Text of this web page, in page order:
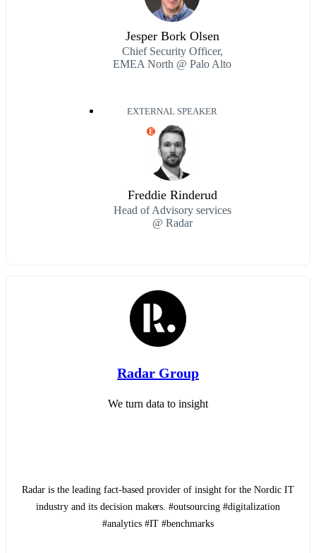
Jesper Bork Olsen
Chief Security Officer,
EMEA North @ Palo Alto
EXTERNAL SPEAKER
E
Freddie Rinderud
Head of Advisory services
@ Radar
Radar Group
We turn data to insight
Radar is the leading fact-based provider of insight for the Nordic IT
industry and its decision makers. #outsourcing #digitalization
#analytics #IT #benchmarks